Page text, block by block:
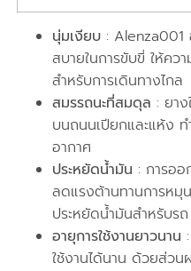
นุ่มเงียบ : Alenza001
สบายในการขับขี่ ให้คว
สำหรับการเดินทางไกล
สมรรถนะที่สมดุล : ยา
บนถนนเปียกและแห้ง ท
อากาศ
ประหยัดน้ำมัน : การออ
ลดแรงต้านทานการหมุ
ประหยัดน้ำมันสำหรับร
อายุการใช้งานยาวนาน
ใช้งานได้นาน ด้วยส่ว